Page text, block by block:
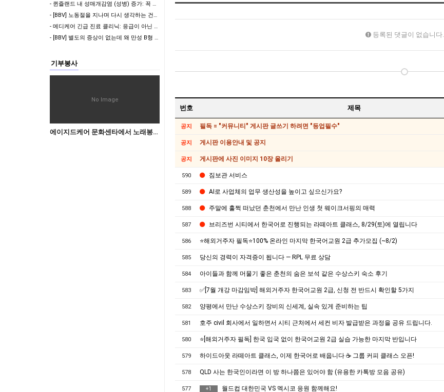
- 퀸즐랜드 내 성매개감염 (성병) 증가: 꼭 알아야 할 정보
- [BBV] 노동절을 지나며 다시 생각하는 건강 점검의 중요성
- 메디케어 긴급 진료 클리닉: 응급이 아닌 상황에서 빠르고 편리한 의료 서비스 제공
- [BBV] 별도의 증상이 없는데 왜 만성 B형 간염 정기 검사를 받아야 하나요?
기부봉사
No Image
에이지드케어 문화센타에서 노래봉사하실분(드림밴드)
등록된 댓글이 없습니다.
번호 제목
공지 필독 = "커뮤니티" 게시판 글쓰기 하려면 "등업필수"
공지 게시판 이용안내 및 공지
공지 게시판에 사진 이미지 10장 올리기
590 짐보관 서비스
589 AI로 사업체의 업무 생산성을 높이고 싶으신가요?
588 주말에 훌쩍 떠났던 춘천에서 만난 인생 첫 웨이크서핑의 매력
587 브리즈번 시티에서 한국어로 진행되는 라떼아트 클래스, 8/29(토)에 열립니다
586 ⭐해외거주자 필독⭐100% 온라인 마지막 한국어교원 2급 추가모집 (~8/2)
585 당신의 경력이 자격증이 됩니다 — RPL 무료 상담
584 아이들과 함께 머물기 좋은 춘천의 숨은 보석 같은 수상스키 숙소 후기
583 ✅[7월 개강 마감임박] 해외거주자 한국어교원 2급, 신청 전 반드시 확인할 5가지
582 양평에서 만난 수상스키 장비의 신세계, 실속 있게 준비하는 팁
581 호주 civil 회사에서 일하면서 시티 근처에서 세컨 비자 발급받은 과정을 공유 드립니다.
580 ⭐[해외거주자 필독] 한국 입국 없이 한국어교원 2급 실습 가능한 마지막 반입니다
579 하이드아웃 라떼아트 클래스, 이제 한국어로 배웁니다 ☕ 그룹 커피 클래스 오픈!
578 QLD 사는 한국인이라면 이 방 하나쯤은 있어야 함 (유용한 카톡방 모음 공유)
577 +1 월드컵 대한민국 VS 멕시코 응원 함께해요!